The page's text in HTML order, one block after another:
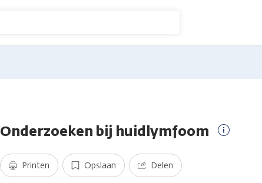
Onderzoeken bij huidlymfoom
Printen Opslaan Delen